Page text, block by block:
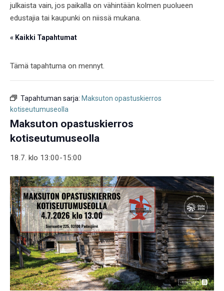
julkaista vain, jos paikalla on vähintään kolmen puolueen
edustajia tai kaupunki on niissä mukana.
« Kaikki Tapahtumat
Tämä tapahtuma on mennyt.
Tapahtuman sarja: Maksuton opastuskierros
kotiseutumuseolla
Maksuton opastuskierros
kotiseutumuseolla
18.7. klo 13:00-15:00